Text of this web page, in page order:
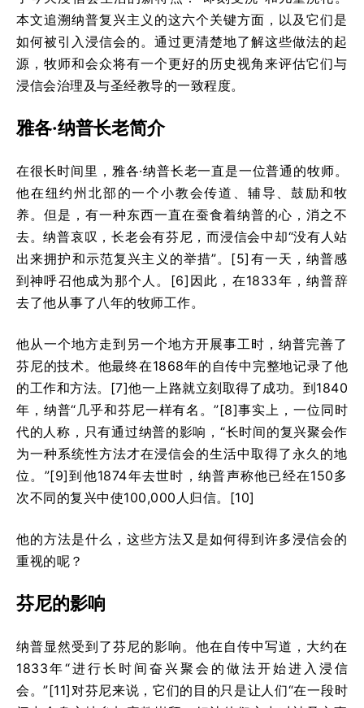
本文追溯纳普复兴主义的这六个关键方面，以及它们是
如何被引入浸信会的。通过更清楚地了解这些做法的起
源，牧师和会众将有一个更好的历史视角来评估它们与
浸信会治理及与圣经教导的一致程度。
雅各·纳普长老简介
在很长时间里，雅各·纳普长老一直是一位普通的牧师。
他在纽约州北部的一个小教会传道、辅导、鼓励和牧
养。但是，有一种东西一直在蚕食着纳普的心，消之不
去。纳普哀叹，长老会有芬尼，而浸信会中却“没有人站
出来拥护和示范复兴主义的举措”。[5]有一天，纳普感
到神呼召他成为那个人。[6]因此，在1833年，纳普辞
去了他从事了八年的牧师工作。
他从一个地方走到另一个地方开展事工时，纳普完善了
芬尼的技术。他最终在1868年的自传中完整地记录了他
的工作和方法。[7]他一上路就立刻取得了成功。到1840
年，纳普“几乎和芬尼一样有名。”[8]事实上，一位同时
代的人称，只有通过纳普的影响，“长时间的复兴聚会作
为一种系统性方法才在浸信会的生活中取得了永久的地
位。”[9]到他1874年去世时，纳普声称他已经在150多
次不同的复兴中使100,000人归信。[10]
他的方法是什么，这些方法又是如何得到许多浸信会的
重视的呢？
芬尼的影响
纳普显然受到了芬尼的影响。他在自传中写道，大约在
1833年“进行长时间奋兴聚会的做法开始进入浸信
会。”[11]对芬尼来说，它们的目的只是让人们“在一段时